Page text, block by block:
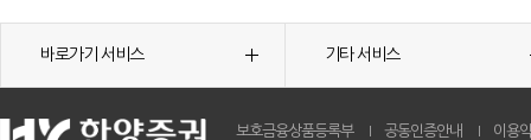
바로가기 서비스 기타 서비스
보호금융상품등록부 공동인증안내 이용